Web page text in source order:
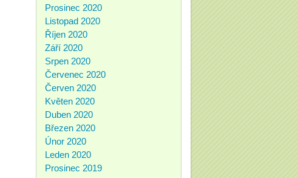
Prosinec 2020
Listopad 2020
Říjen 2020
Září 2020
Srpen 2020
Červenec 2020
Červen 2020
Květen 2020
Duben 2020
Březen 2020
Únor 2020
Leden 2020
Prosinec 2019